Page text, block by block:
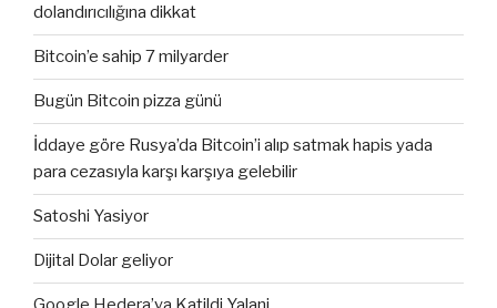
dolandırıcılığına dikkat
Bitcoin’e sahip 7 milyarder
Bugün Bitcoin pizza günü
İddaye göre Rusya’da Bitcoin’i alıp satmak hapis yada
para cezasıyla karşı karşıya gelebilir
Satoshi Yasiyor
Dijital Dolar geliyor